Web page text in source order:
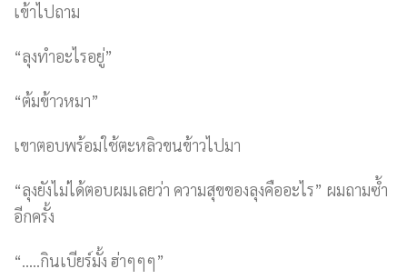
เข้าไปถาม
“ลุงทำอะไรอยู่”
“ต้มข้าวหมา”
เขาตอบพร้อมใช้ตะหลิวขนข้าวไปมา
“ลุงยังไม่ได้ตอบผมเลยว่า ความสุขของลุงคืออะไร” ผมถามซ้ำ
อีกครั้ง
“…..กินเบียร์มั้ง ฮ่าๆๆๆ”